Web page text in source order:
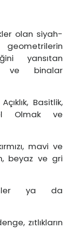
olan siyah-
yansıtan
ve binalar
Basitlik,
Olmak ve
mavi ve
beyaz ve gri
ya da
zıtlıkların